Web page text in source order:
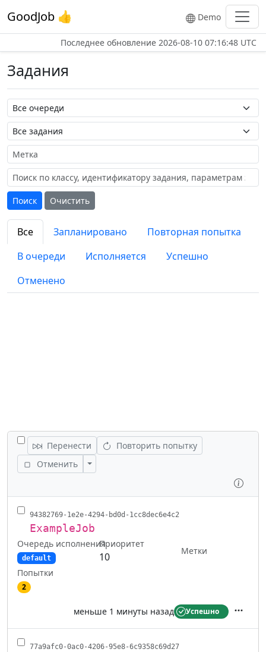
GoodJob 👍 Demo
Последнее обновление 2026-08-10 07:16:48 UTC
Задания
Название очереди
Название задания
Метка
Поиск
Очистить
Все Запланировано
Повторная попытка
В очереди
Исполняется
Успешно
Отменено
ПЕРЕКЛЮЧИТЬ ВСЕ ЗАДАНИЯ
Перенести
Повторить попытку
Отменить
Переключить действия
94382769-1e2e-4294-bd0d-1cc8dec6e4c2
ExampleJob
Очередь исполнения
default
Приоритет
10
Метки
Попытки
2
меньше 1 минуты назад Успешно
77a9afc0-0ac0-4206-95e8-6c9358c69d27